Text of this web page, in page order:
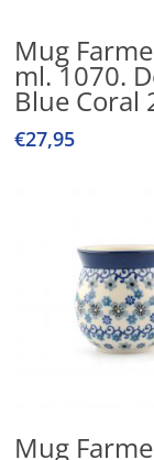
Mug
ml. 1070.
Blue Coral
€27,95
Mug